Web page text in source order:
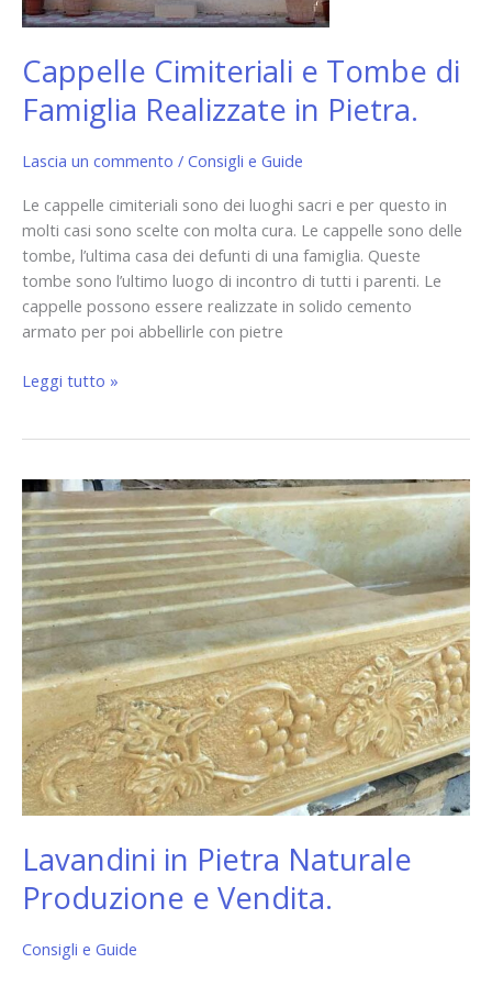
Cappelle Cimiteriali e Tombe di
Famiglia Realizzate in Pietra.
Lascia un commento / Consigli e Guide
Le cappelle cimiteriali sono dei luoghi sacri e per questo in
molti casi sono scelte con molta cura. Le cappelle sono delle
tombe, l’ultima casa dei defunti di una famiglia. Queste
tombe sono l’ultimo luogo di incontro di tutti i parenti. Le
cappelle possono essere realizzate in solido cemento
armato per poi abbellirle con pietre
Leggi tutto »
Lavandini in Pietra Naturale
Produzione e Vendita.
Consigli e Guide
Lavandini
in
Pietra
Naturale
Produzione
e
Vendita.